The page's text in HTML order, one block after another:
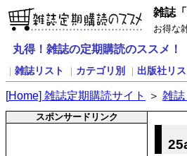
雑誌
お得な
丸得！雑誌の定期購読のススメ！
雑誌リスト カテゴリ別 出版社リ
[Home] 雑誌定期購読サイト ＞ 雑誌
スポンサードリンク